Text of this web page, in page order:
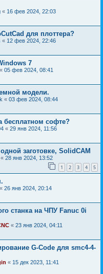
« 16 фев 2024, 22:03
для плоттера?
« 12 фев 2024, 22:46
7
« 05 фев 2024, 08:41
модели.
« 03 фев 2024, 08:44
бесплатном софте?
« 29 янв 2024, 11:56
заготовке, SolidCAM
« 28 янв 2024, 13:52
1 2 3 4 5
« 26 янв 2024, 20:14
станка на ЧПУ Fanuc 0i
« 23 янв 2024, 04:11
G-Code для smc4-4-
« 15 дек 2023, 11:41